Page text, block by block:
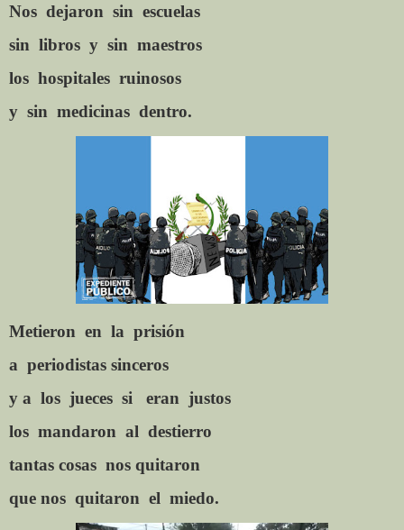
Nos dejaron sin escuelas
sin libros y sin maestros
los hospitales ruinosos
y sin medicinas dentro.
Metieron en la prisión
a periodistas sinceros
y a los jueces si eran justos
los mandaron al destierro
tantas cosas nos quitaron
que nos quitaron el miedo.